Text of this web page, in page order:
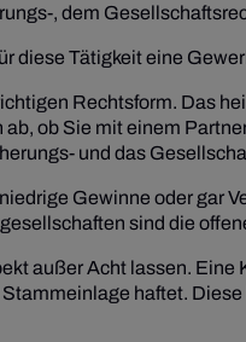
, dem
diese Tätigkeit eine
Rechtsform. Das
ob Sie mit einem
und das
Gewinne oder gar
sind die
außer Acht lassen.
haftet.